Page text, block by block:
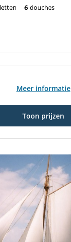
6 douches
Meer informatie
Toon prijzen